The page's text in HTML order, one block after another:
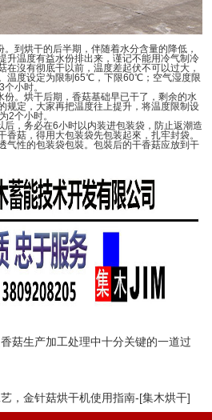
到烘干的后半期，伴随着水分含量的降低，
升温度有益水份排出来，谨记不能用冷气制冷
在沒有彻底干以前，温度差起伏不可以过大，
温度设定为限制 65℃，下限60℃；空气湿度限
3个小时。
份。烘干后期，香菇基础早已干了，剩余的水
规定，大家再把温度往上提升，将温度限制设
2个小时。
后，务必在6小时以内装进包装袋，防止返潮造
香菇，得用大包装袋先包装起來，扎牢封袋。
气性的包装袋包裝。包裝后的干香菇应放到干
菇生产加工处理中十分关键的一道过
，金针菇烘干机使用指南-[集木烘干]